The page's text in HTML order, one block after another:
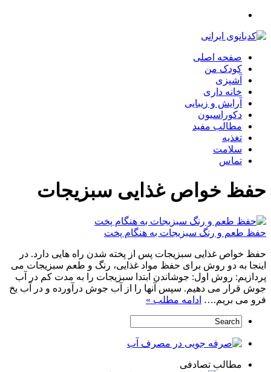
صفحه اصلی
کودک من
آشپزی
خانه داری
آرایش و زیبایی
دکوراسیون
مطالب مفید
تغذیه
سلامت
تماس
حفظ خواص غذایی سبزیجات
حفظ طعم و رنگ سبزیجات به هنگام پخت
حفظ خواص غذایی سبزیجات پس از پخته شدن راه هایی دارد. در
اینجا به دو روش برای حفظ مواد غذایی، رنگ و طعم سبزیجات می
پردازیم: روش اول: جوشاندن ابتدا سبزیجات را به مدت کم در آب
جوش قرار می دهیم. سپس آنها را از آب جوش درآورده و در آب یخ
فرو می بریم.… ادامه مطلب »
مطالب تصادفی